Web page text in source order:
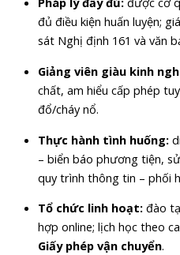
đủ điều kiện huấn luyện;
sát Nghị định 161 và văn
Giảng viên giàu kinh
chất, am hiểu cấp phép
đổ/cháy nổ.
Thực hành tình huống:
– biển báo phương tiện,
quy trình thông tin – phối
Tổ chức linh hoạt: đào
hợp online; lịch học theo
Giấy phép vận chuyển.